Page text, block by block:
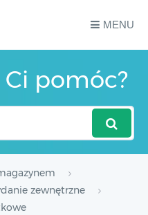
MENU
pomóc?
zewnętrzne